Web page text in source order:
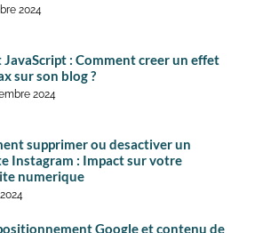
2024
JavaScript : Comment creer un effet
sur son blog ?
2024
supprimer ou desactiver un
Instagram : Impact sur votre
numerique
Google et contenu de